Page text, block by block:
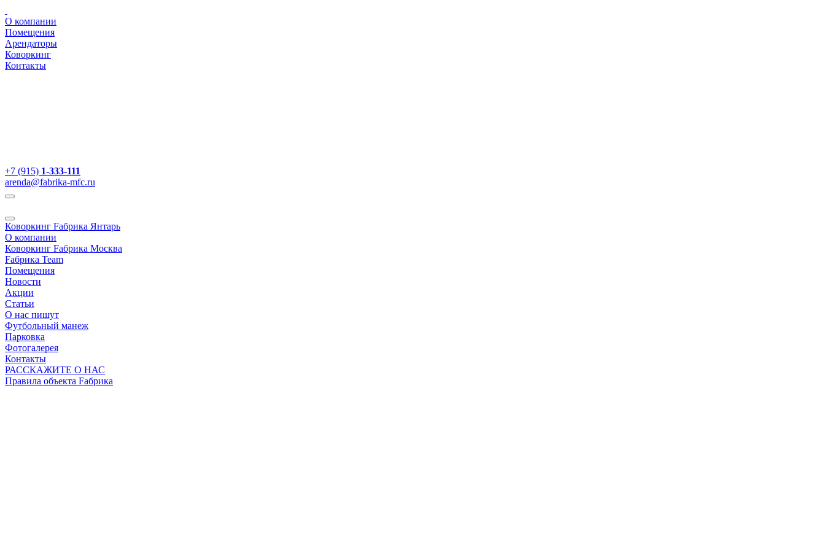
О компании
Помещения
Арендаторы
Коворкинг
Контакты
+7 (915) 1-333-111
arenda@fabrika-mfc.ru
Коворкинг Fабрика Янтарь
О компании
Коворкинг Fабрика Москва
Fабрика Team
Помещения
Новости
Акции
Статьи
О нас пишут
Футбольный манеж
Парковка
Фотогалерея
Контакты
РАССКАЖИТЕ О НАС
Правила объекта Fабрика